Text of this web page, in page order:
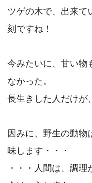
ツゲの木で、出来て
刻ですね！
今みたいに、甘い物
なかった。
長生きした人だけが
因みに、野生の動物
味します・・・
・・・人間は、調理